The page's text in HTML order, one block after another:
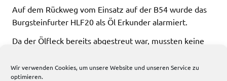
Wir verwenden Cookies, um unsere Website und unseren Service zu
optimieren.
Auf dem Rückweg vom Einsatz auf der B54 wurde das
Burgsteinfurter HLF20 als Öl Erkunder alarmiert.
Da der Ölfleck bereits abgestreut war, mussten keine